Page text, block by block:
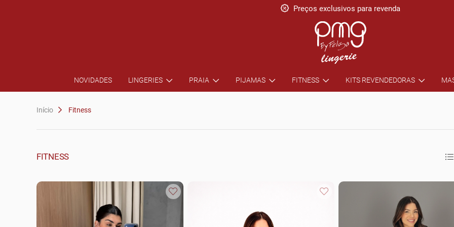
Preços exclusivos para revenda
NOVIDADES LINGERIES PRAIA PIJAMAS FITNESS KITS REVENDEDORAS
Início Fitness
FITNESS